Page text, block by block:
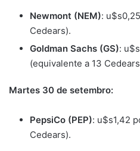
Newmont (NEM):
Cedears).
Goldman Sachs (GS):
(equivalente a 13
Martes 30 de setembro:
PepsiCo (PEP): u$s1,42
Cedears).